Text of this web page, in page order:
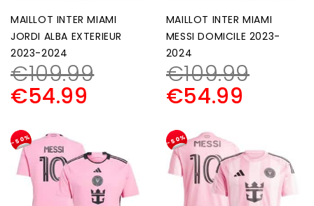
MAILLOT INTER MIAMI
JORDI ALBA EXTERIEUR
2023-2024
€109.99
€54.99
MAILLOT INTER MIAMI
MESSI DOMICILE 2023-
2024
€109.99
€54.99
-50% -50%